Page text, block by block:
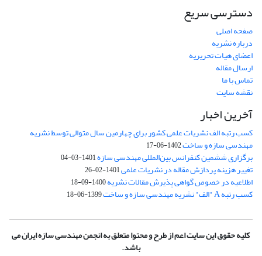
دسترسی سریع
صفحه اصلی
درباره نشریه
اعضای هیات تحریریه
ارسال مقاله
تماس با ما
نقشه سایت
آخرین اخبار
کسب رتبه الف نشریات علمی کشور برای چهارمین سال متوالی توسط نشریه
مهندسی سازه و ساخت1402-06-17
برگزاری ششمین کنفرانس بین‌المللی مهندسی سازه1401-03-04
تغییر هزینه پردازش مقاله در نشریات علمی1401-02-26
اطلاعیه در خصوص گواهی پذیرش مقالات نشریه1400-09-18
کسب رتبه A "الف" نشریه مهندسی سازه و ساخت 1399-06-18
کلیه حقوق این سایت اعم از طرح و محتوا متعلق به انجمن مهندسی سازه ایران می
باشد.